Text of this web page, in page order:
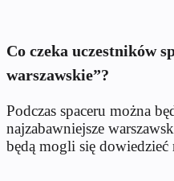
Co czeka uczestników
warszawskie”?
Podczas spaceru można
najzabawniejsze
będą mogli się dowiedzieć